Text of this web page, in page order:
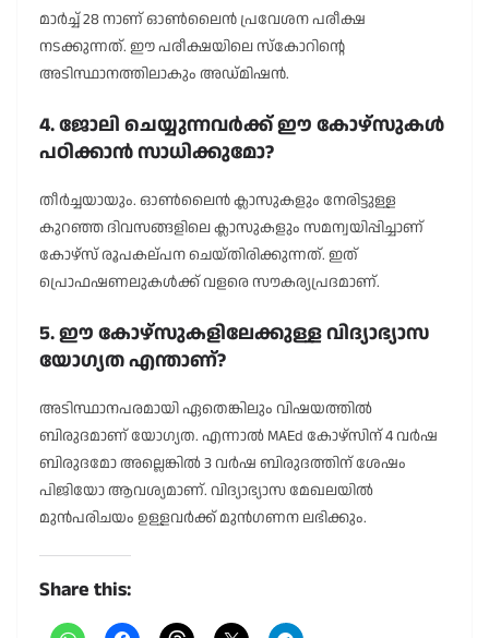
മാർച്ച് 28 നാണ് ഓൺലൈൻ പ്രവേശന പരീക്ഷ
നടക്കുന്നത്. ഈ പരീക്ഷയിലെ സ്കോറിന്റെ
അടിസ്ഥാനത്തിലാകും അഡ്മിഷൻ.
4. ജോലി ചെയ്യുന്നവർക്ക് ഈ കോഴ്സുകൾ
പഠിക്കാൻ സാധിക്കുമോ?
തീർച്ചയായും. ഓൺലൈൻ ക്ലാസുകളും നേരിട്ടുള്ള
കുറഞ്ഞ ദിവസങ്ങളിലെ ക്ലാസുകളും സമന്വയിപ്പിച്ചാണ്
കോഴ്സ് രൂപകല്പന ചെയ്തിരിക്കുന്നത്. ഇത്
പ്രൊഫഷണലുകൾക്ക് വളരെ സൗകര്യപ്രദമാണ്.
5. ഈ കോഴ്സുകളിലേക്കുള്ള വിദ്യാഭ്യാസ
യോഗ്യത എന്താണ്?
അടിസ്ഥാനപരമായി ഏതെങ്കിലും വിഷയത്തിൽ
ബിരുദമാണ് യോഗ്യത. എന്നാൽ MAEd കോഴ്സിന് 4 വർഷ
ബിരുദമോ അല്ലെങ്കിൽ 3 വർഷ ബിരുദത്തിന് ശേഷം
പിജിയോ ആവശ്യമാണ്. വിദ്യാഭ്യാസ മേഖലയിൽ
മുൻപരിചയം ഉള്ളവർക്ക് മുൻഗണന ലഭിക്കും.
Share this: